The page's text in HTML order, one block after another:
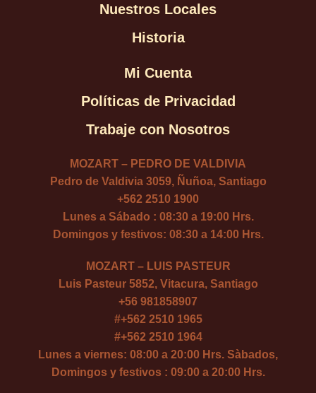
Nuestros Locales
Historia
Mi Cuenta
Políticas de Privacidad
Trabaje con Nosotros
MOZART – PEDRO DE VALDIVIA
Pedro de Valdivia 3059, Ñuñoa, Santiago
+562 2510 1900
Lunes a Sábado : 08:30 a 19:00 Hrs.
Domingos y festivos: 08:30 a 14:00 Hrs.
MOZART – LUIS PASTEUR
Luis Pasteur 5852, Vitacura, Santiago
+56 981858907
#+562 2510 1965
#+562 2510 1964
Lunes a viernes: 08:00 a 20:00 Hrs. Sàbados,
Domingos y festivos : 09:00 a 20:00 Hrs.